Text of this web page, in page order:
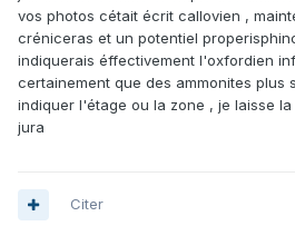
encore 500/600 viendront
Pour en revenir au Ammonites du
trouver aucun spécimen a coté
,juste une légère pente entièrement
au milieu de sapin
Je vais chercher des
....Certaines ne sont peu être pas
qui permettrais au moins de s
vos photos cétait écrit callovien ,
créniceras et un potentiel
indiquerais éffectivement l'oxfordien
certainement que des ammonites plus
indiquer l'étage ou la zone , je laisse
jura
Citer